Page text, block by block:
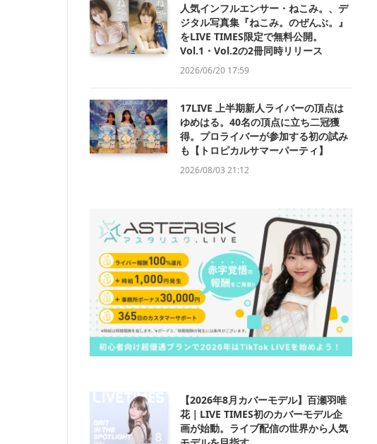
人気インフルエンサー・ねこみ。、デ
ジタル写真集『ねこみ。のぜんぶ。』
をLIVE TIMES限定で無料公開。
Vol.1・Vol.2の2冊同時リリース
2026/06/20 17:59
17LIVE 上半期新人ライバーの頂点は
ゆめはる。40名の頂点に立ち二冠獲
得。プロライバーが参加する初の試み
も【トロピカルサマーパーティ】
2026/08/03 21:12
【2026年8月カバーモデル】百瀬羽唯
花｜LIVE TIMES初のカバーモデル企
画が始動。ライブ配信の世界から人気